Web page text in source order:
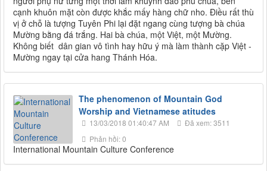
cạnh khuôn mặt còn được khắc mấy hàng chữ nho. Điều rất thù
vị ở chỗ là tượng Tuyên Phi lại đặt ngang cùng tượng bà chúa
Mường bằng đá trắng. Hai bà chúa, một Việt, một Mường.
Không biết dân gian vô tình hay hữu ý mà làm thành cặp Việt -
Mường ngay tại cửa hang Thánh Hóa.
The phenomenon of Mountain God
Worship and Vietnamese atitudes
13/03/2018 01:40:47 AM
Đã xem: 3511
Phản hồi: 0
International Mountain Culture Conference